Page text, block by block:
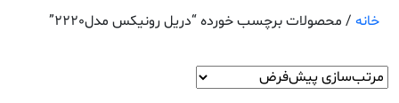
خانه / محصولات برچسب خورده “دریل رونیکس مدل2220”